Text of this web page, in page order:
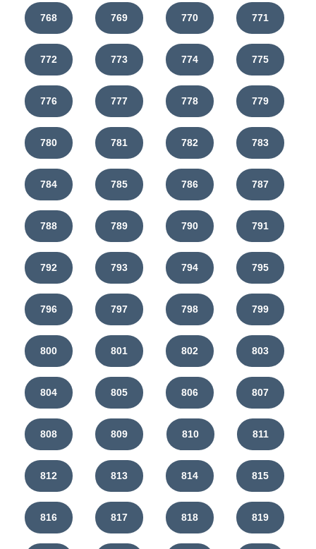
768 769 770 771
772 773 774 775
776 777 778 779
780 781 782 783
784 785 786 787
788 789 790 791
792 793 794 795
796 797 798 799
800 801 802 803
804 805 806 807
808 809 810 811
812 813 814 815
816 817 818 819